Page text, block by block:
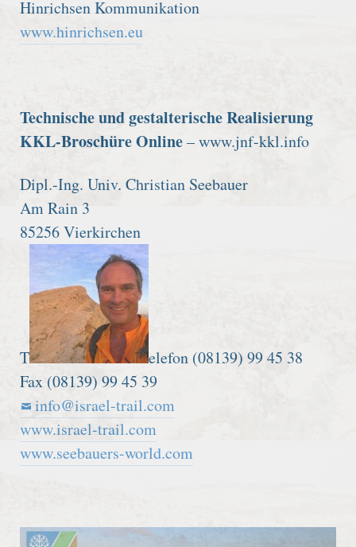
Hinrichsen Kommunikation
www.hinrichsen.eu
Technische und gestalterische Realisierung
KKL-Broschüre Online– www.jnf-kkl.info
Dipl.-Ing. Univ. Christian Seebauer
Am Rain 3
85256 Vierkirchen
T
elefon (08139) 99 45 38
Fax (08139) 99 45 39
info@israel-trail.com
www.israel-trail.com
www.seebauers-world.com